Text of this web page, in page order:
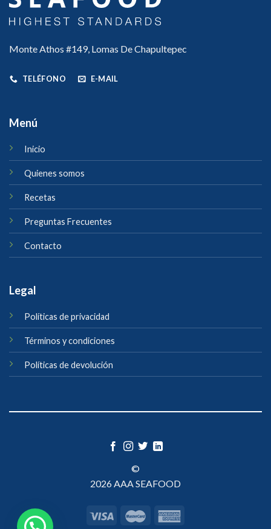
Monte Athos #149, Lomas De Chapultepec
TELÉFONO E-MAIL
Menú
Inicio
Quienes somos
Recetas
Preguntas Frecuentes
Contacto
Legal
Políticas de privacidad
Términos y condiciones
Políticas de devolución
©
2026 AAA SEAFOOD